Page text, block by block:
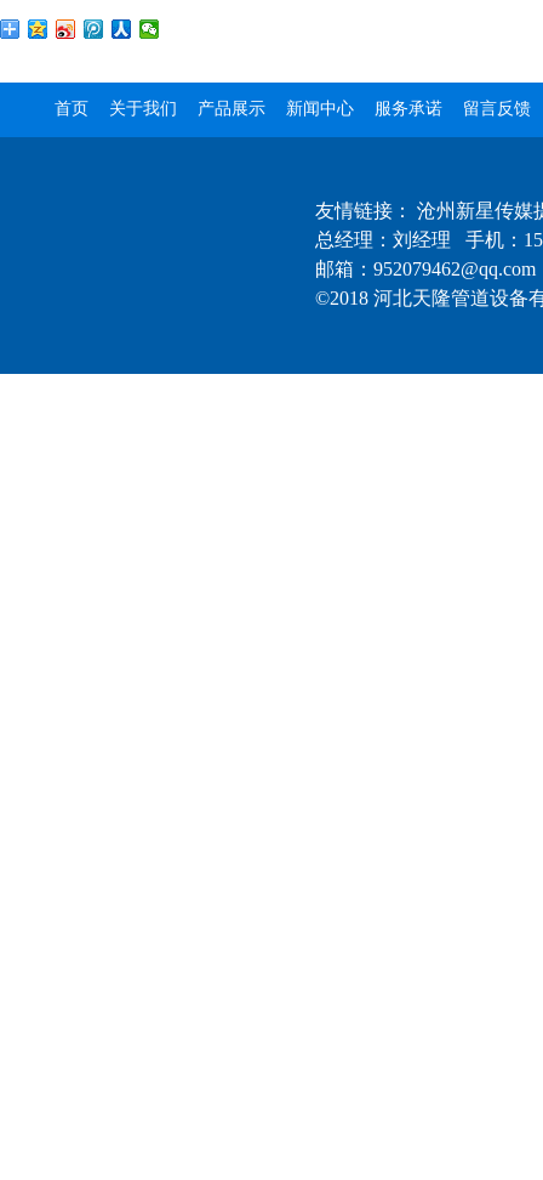
首页 关于我们 产品展示 新闻中心 服务承诺 留言反馈
友情链接： 沧州新星传媒
总经理：刘经理 手机：
邮箱：952079462@qq.com
©2018 河北天隆管道设